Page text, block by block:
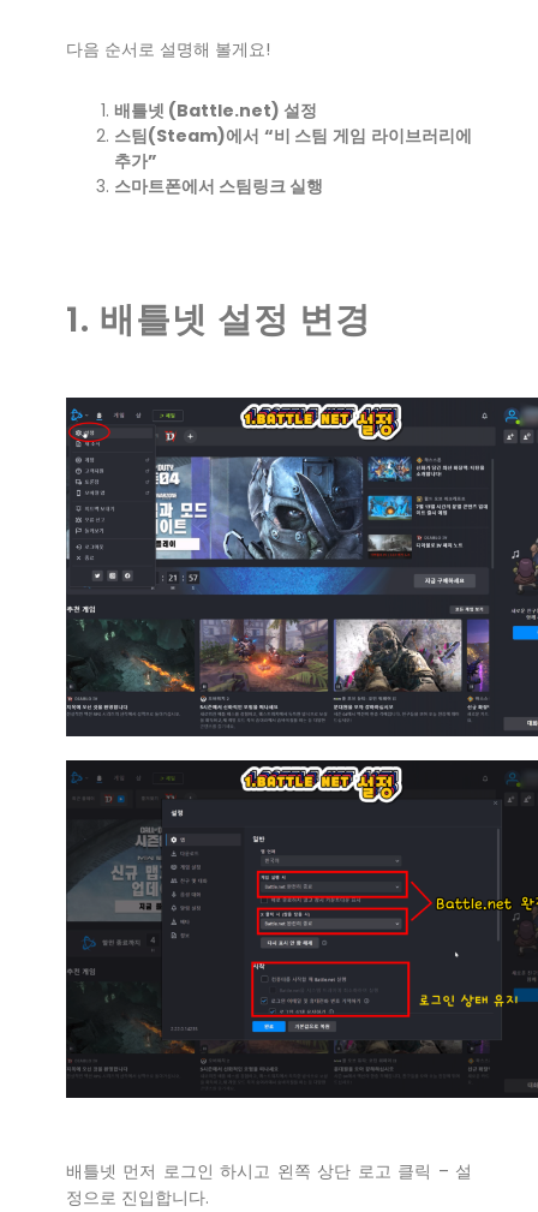
다음 순서로 설명해 볼게요!
배틀넷 (Battle.net) 설정
스팀(Steam)에서 “비 스팀 게임 라이브러리에
추가”
스마트폰에서 스팀링크 실행
1. 배틀넷 설정 변경
배틀넷 먼저 로그인 하시고 왼쪽 상단 로고 클릭 – 설
정으로 진입합니다.